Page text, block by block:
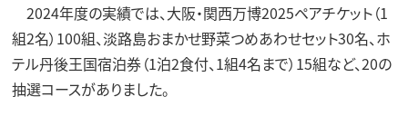
2024年度の実績では、大阪・関西万博2025ペアチケット（1
組2名）100組、淡路島おまかせ野菜つめあわせセット30名、ホ
テル丹後王国宿泊券（1泊2食付、1組4名まで）15組など、20の
抽選コースがありました。